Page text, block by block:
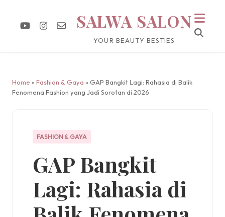
SALWA SALON
YOUR BEAUTY BESTIES
Home » Fashion & Gaya » GAP Bangkit Lagi: Rahasia di Balik
Fenomena Fashion yang Jadi Sorotan di 2026
FASHION & GAYA
GAP Bangkit
Lagi: Rahasia di